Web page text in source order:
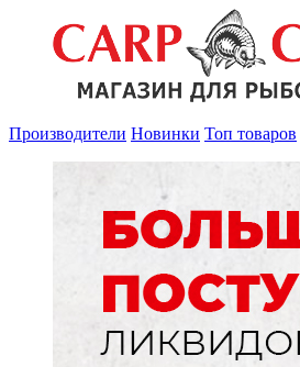
Производители Новинки Топ товаров